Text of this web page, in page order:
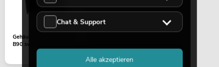
Gehäuseteil (Kopf) TMH-
B90 sw
Chat & Support
Alle akzeptieren